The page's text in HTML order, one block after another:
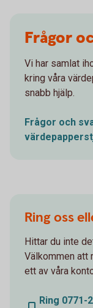
Frågor
Vi har samlat
kring våra
snabb hjälp.
Frågor och
Ring oss
Hittar du inte
Välkommen att
ett av våra
Ring 0771-